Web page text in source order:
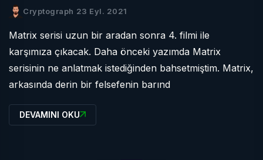
Cryptograph 23 Eyl. 2021
Matrix serisi uzun bir aradan sonra 4. filmi ile
karşımıza çıkacak. Daha önceki yazımda Matrix
serisinin ne anlatmak istediğinden bahsetmiştim. Matrix,
arkasında derin bir felsefenin barınd
DEVAMINI OKU